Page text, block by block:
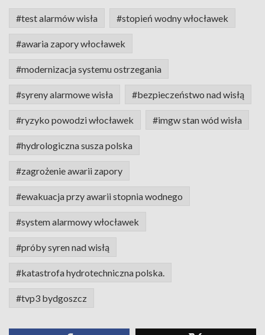
#test alarmów wisła #stopień wodny włocławek
#awaria zapory włocławek
#modernizacja systemu ostrzegania
#syreny alarmowe wisła #bezpieczeństwo nad wisłą
#ryzyko powodzi włocławek #imgw stan wód wisła
#hydrologiczna susza polska
#zagrożenie awarii zapory
#ewakuacja przy awarii stopnia wodnego
#system alarmowy włocławek
#próby syren nad wisłą
#katastrofa hydrotechniczna polska.
#tvp3 bydgoszcz